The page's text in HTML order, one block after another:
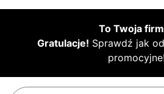
To Twoja
Gratulacje! Sprawdź jak
promocyjne!